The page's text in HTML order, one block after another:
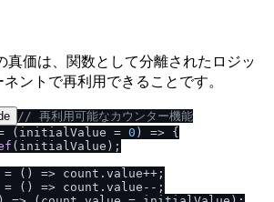
価は、関数として分離されたロジッ
ントで再利用できることです。
/ / 再利用可能なカウンター機能
( initialValue = 0 ) => {
(initialValue);
= ( ) => count. value++;
= ( ) => count. value --;